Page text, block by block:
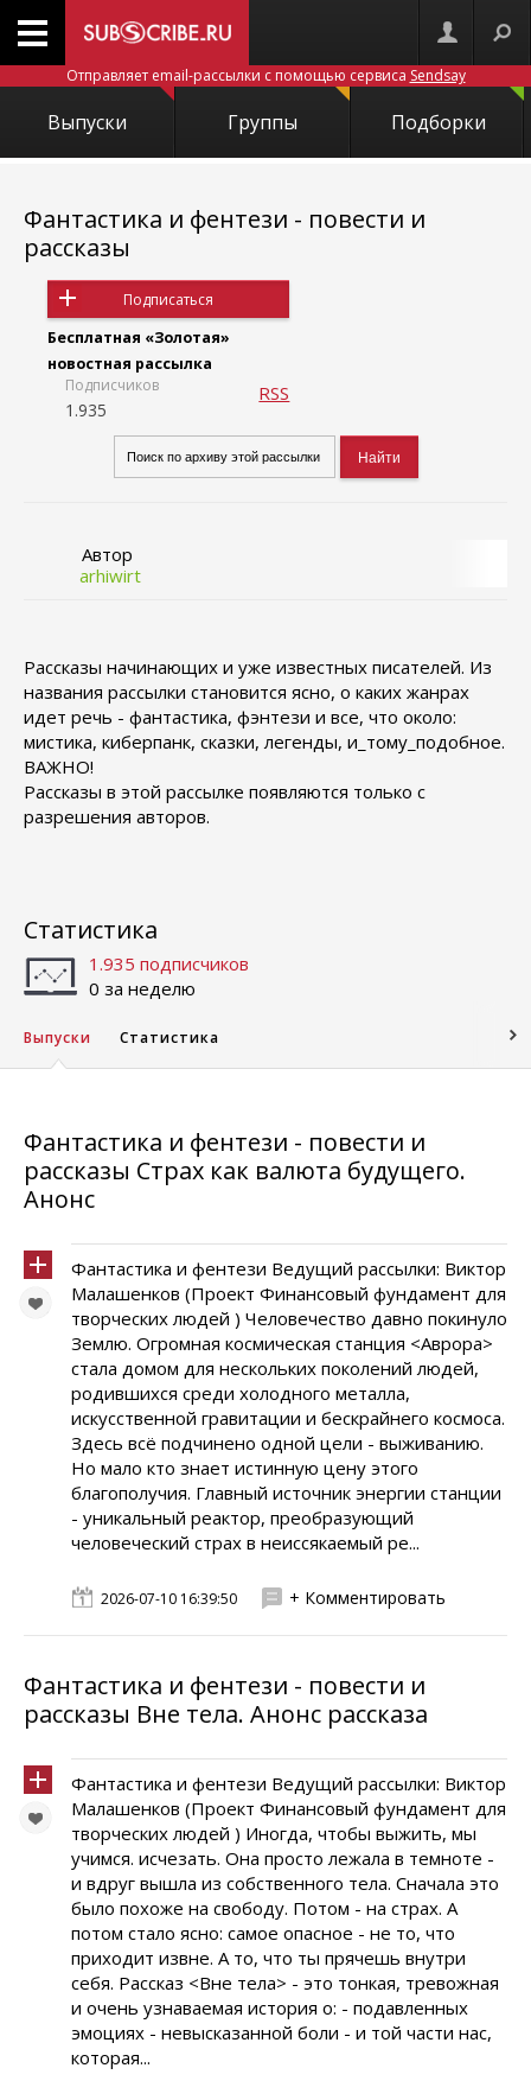
Отправляет email-рассылки с помощью сервиса Sendsay
Выпуски Группы Подборки
Фантастика и фентези - повести и
рассказы
Подписаться
Бесплатная «Золотая»
новостная рассылка
Подписчиков
1.935
RSS
Автор
arhiwirt
Рассказы начинающих и уже известных писателей. Из
названия рассылки становится ясно, о каких жанрах
идет речь - фантастика, фэнтези и все, что около:
мистика, киберпанк, сказки, легенды, и_тому_подобное.
ВАЖНО!
Рассказы в этой рассылке появляются только с
разрешения авторов.
Статистика
1.935 подписчиков
0 за неделю
Выпуски Статистика
Фантастика и фентези - повести и
рассказы Страх как валюта будущего.
Анонс
Фантастика и фентези Ведущий рассылки: Виктор
Малашенков (Проект Финансовый фундамент для
творческих людей ) Человечество давно покинуло
Землю. Огромная космическая станция <Аврора>
стала домом для нескольких поколений людей,
родившихся среди холодного металла,
искусственной гравитации и бескрайнего космоса.
Здесь всё подчинено одной цели - выживанию.
Но мало кто знает истинную цену этого
благополучия. Главный источник энергии станции
- уникальный реактор, преобразующий
человеческий страх в неиссякаемый ре...
2026-07-10 16:39:50 + Комментировать
Фантастика и фентези - повести и
рассказы Вне тела. Анонс рассказа
Фантастика и фентези Ведущий рассылки: Виктор
Малашенков (Проект Финансовый фундамент для
творческих людей ) Иногда, чтобы выжить, мы
учимся. исчезать. Она просто лежала в темноте -
и вдруг вышла из собственного тела. Сначала это
было похоже на свободу. Потом - на страх. А
потом стало ясно: самое опасное - не то, что
приходит извне. А то, что ты прячешь внутри
себя. Рассказ <Вне тела> - это тонкая, тревожная
и очень узнаваемая история о: - подавленных
эмоциях - невысказанной боли - и той части нас,
которая...